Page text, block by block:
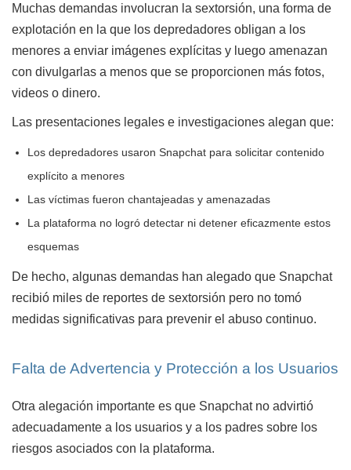
Muchas demandas involucran la sextorsión, una forma de
explotación en la que los depredadores obligan a los
menores a enviar imágenes explícitas y luego amenazan
con divulgarlas a menos que se proporcionen más fotos,
videos o dinero.
Las presentaciones legales e investigaciones alegan que:
Los depredadores usaron Snapchat para solicitar contenido
explícito a menores
Las víctimas fueron chantajeadas y amenazadas
La plataforma no logró detectar ni detener eficazmente estos
esquemas
De hecho, algunas demandas han alegado que Snapchat
recibió miles de reportes de sextorsión pero no tomó
medidas significativas para prevenir el abuso continuo.
Falta de Advertencia y Protección a los Usuarios
Otra alegación importante es que Snapchat no advirtió
adecuadamente a los usuarios y a los padres sobre los
riesgos asociados con la plataforma.